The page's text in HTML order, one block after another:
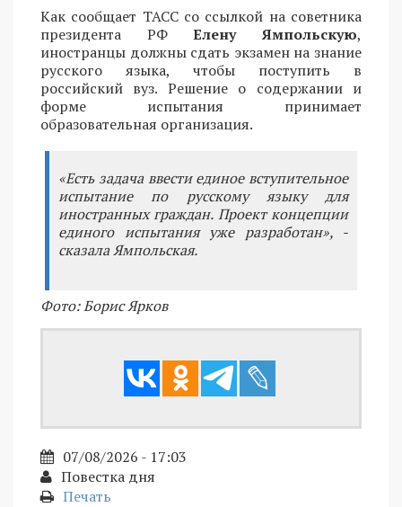
Как сообщает ТАСС со ссылкой на советника
президента РФЕлену Ямпольскую,
иностранцы должны сдать экзамен на знание
русского языка, чтобы поступить в
российский вуз. Решение о содержании и
форме испытания принимает
образовательная организация.
«Есть задача ввести единое вступительное
испытание по русскому языку для
иностранных граждан. Проект концепции
единого испытания уже разработан», -
сказала Ямпольская.
Фото: Борис Ярков
07/08/2026 - 17:03
Повестка дня
Печать